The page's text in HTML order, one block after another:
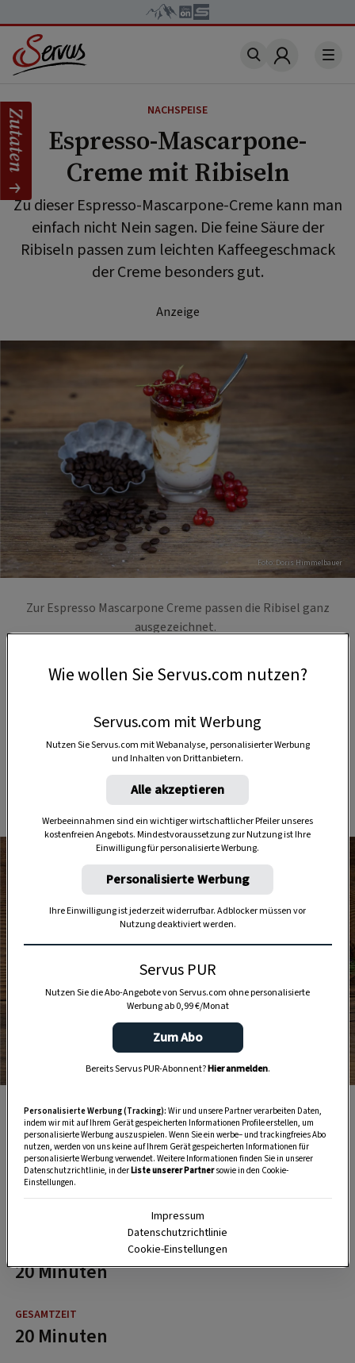
Account
NACHSPEISE
Espresso-Mascarpone-
Creme mit Ribiseln
Zu dieser Espresso-Mascarpone-Creme kann man
einfach nicht Nein sagen. Die feine Säure der
Ribiseln passen zum leichten Kaffeegeschmack
der Creme besonders gut.
Anzeige
Foto: Doris Himmelbauer
Zur Espresso Mascarpone Creme passen die Ribisel ganz
ausgezeichnet.
Die Naschkugeln sind Teil unserer
, die uns Catrin von „Cooking Catrin“
gezaubert hat. Den Espresso hat Catrin von
„Cooking Catrin“ mit der innovativen
Nur die feinsten Zutaten kommen in die Mascarpone-Creme.
4 Glas
20 Minuten
20 Minuten
Zutaten
Wie wollen Sie Servus.com nutzen?
Servus.com mit Werbung
Nutzen Sie Servus.com mit Webanalyse, personalisierter Werbung
und Inhalten von Drittanbietern.
Alle akzeptieren
Werbeeinnahmen sind ein wichtiger wirtschaftlicher Pfeiler unseres
kostenfreien Angebots. Mindestvoraussetzung zur Nutzung ist Ihre
Einwilligung für personalisierte Werbung.
Personalisierte Werbung
Ihre Einwilligung ist jederzeit widerrufbar. Adblocker müssen vor
Nutzung deaktiviert werden.
Servus PUR
Nutzen Sie die Abo-Angebote von Servus.com ohne personalisierte
Werbung ab 0,99 €/Monat
Zum Abo
Bereits Servus PUR-Abonnent?Hier anmelden.
Personalisierte Werbung (Tracking): Wir und unsere Partner verarbeiten Daten,
indem wir mit auf Ihrem Gerät gespeicherten Informationen Profile erstellen, um
personalisierte Werbung auszuspielen. Wenn Sie ein werbe– und trackingfreies Abo
nutzen, werden von uns keine auf Ihrem Gerät gespeicherten Informationen für
personalisierte Werbung verwendet. Weitere Informationen finden Sie in unserer
Datenschutzrichtlinie, in derListe unserer Partnersowie in den Cookie-
Einstellungen.
Impressum
Datenschutzrichtlinie
Cookie-Einstellungen